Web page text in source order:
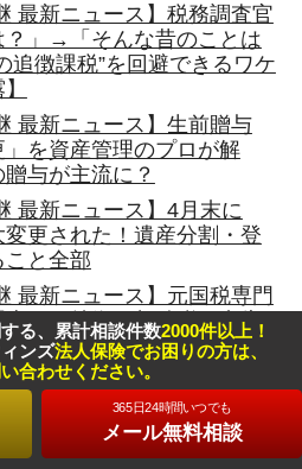
最新ニュース】税務調査官
？」→「そんな昔のことは
追徴課税”を回避できるワケ
最新ニュース】生前贈与
」を資産管理のプロが解
与が主流に？
最新ニュース】4月末に
変更された！遺産分割・登
と全部
最新ニュース】元国税専門
士」の特徴、相続税の申告
最新ニュース】相続トラブ
」6つの落とし穴、不動
別徹底解説
る、累計相談件数2000件以上！
ィンズ法人保険でお困りの方は、
合わせください。
365日24時間いつでも
メール無料相談